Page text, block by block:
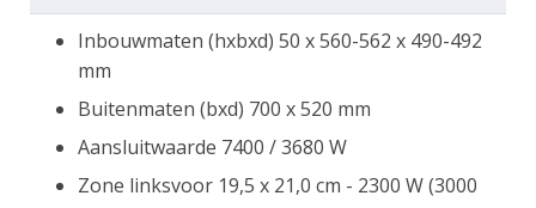
Inbouwmaten (hxbxd) 50 x 560-562 x 490-492
mm
Buitenmaten (bxd) 700 x 520 mm
Aansluitwaarde 7400 / 3680 W
Zone linksvoor 19,5 x 21,0 cm - 2300 W (3000